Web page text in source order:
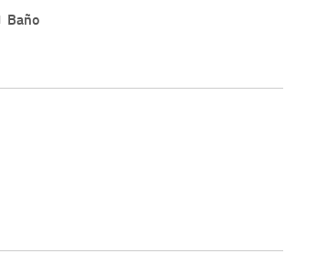
Baño